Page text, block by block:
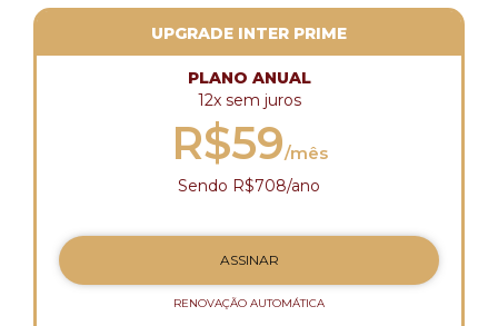
UPGRADE INTER PRIME
PLANO ANUAL
12x sem juros
R$59/mês
Sendo R$708/ano
ASSINAR
RENOVAÇÃO AUTOMÁTICA